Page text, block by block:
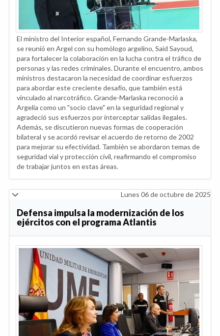
El ministro del Interior español, Fernando Grande-Marlaska,
se reunió en Argel con su homólogo argelino, Said Sayoud,
para fortalecer la colaboración en la lucha contra el tráfico de
personas y las redes criminales. Durante el encuentro, ambos
ministros destacaron la necesidad de coordinar esfuerzos
para abordar este creciente desafío, que también está
vinculado al narcotráfico. Grande-Marlaska reconoció a
Argelia como un "socio clave" en la seguridad regional y
agradeció sus esfuerzos por interceptar salidas ilegales.
Además, se discutieron nuevas formas de cooperación
bilateral y se acordó revisar el acuerdo de retorno de 2002
para mejorar su efectividad. También se abordaron temas de
seguridad vial y protección civil, reafirmando el compromiso
de trabajar juntos en estas áreas.
Lunes 06 de octubre de 2025
Defensa impulsa la modernización de los
ejércitos con el programa Atlantis